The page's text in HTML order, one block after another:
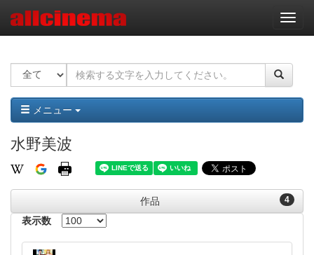
ナ
ビ
ー
ョ
ン
メニュー
水野美波
4
作品
表示数